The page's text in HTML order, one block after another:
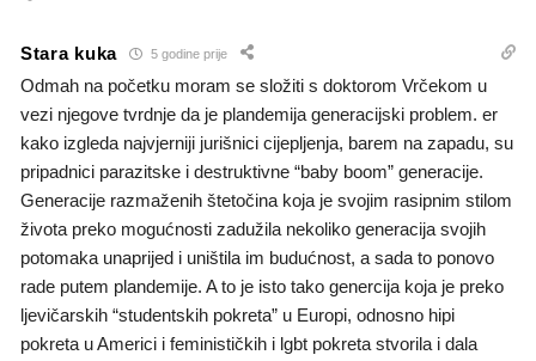
Stara kuka 5 godine prije
Odmah na početku moram se složiti s doktorom Vrčekom u
vezi njegove tvrdnje da je plandemija generacijski problem. er
kako izgleda najvjerniji jurišnici cijepljenja, barem na zapadu, su
pripadnici parazitske i destruktivne “baby boom” generacije.
Generacije razmaženih štetočina koja je svojim rasipnim stilom
života preko mogućnosti zadužila nekoliko generacija svojih
potomaka unaprijed i uništila im budućnost, a sada to ponovo
rade putem plandemije. A to je isto tako genercija koja je preko
ljevičarskih “studentskih pokreta” u Europi, odnosno hipi
pokreta u Americi i feminističkih i lgbt pokreta stvorila i dala